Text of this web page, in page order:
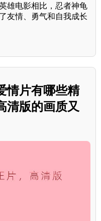
雄电影相比，忍者神龟
友情、勇气和自我成长
情片有哪些精
清版的画质又